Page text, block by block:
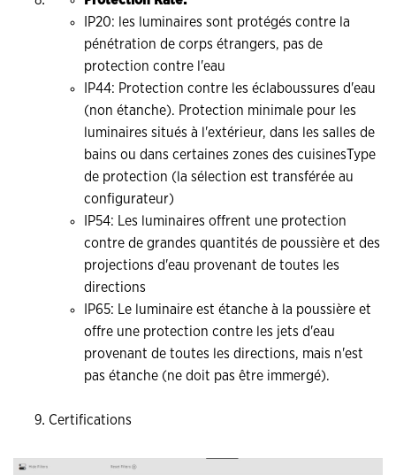
IP20: les luminaires sont protégés contre la
pénétration de corps étrangers, pas de
protection contre l'eau
IP44: Protection contre les éclaboussures d'eau
(non étanche). Protection minimale pour les
luminaires situés à l'extérieur, dans les salles de
bains ou dans certaines zones des cuisinesType
de protection (la sélection est transférée au
configurateur)
IP54: Les luminaires offrent une protection
contre de grandes quantités de poussière et des
projections d'eau provenant de toutes les
directions
IP65: Le luminaire est étanche à la poussière et
offre une protection contre les jets d'eau
provenant de toutes les directions, mais n'est
pas étanche (ne doit pas être immergé).
Certifications